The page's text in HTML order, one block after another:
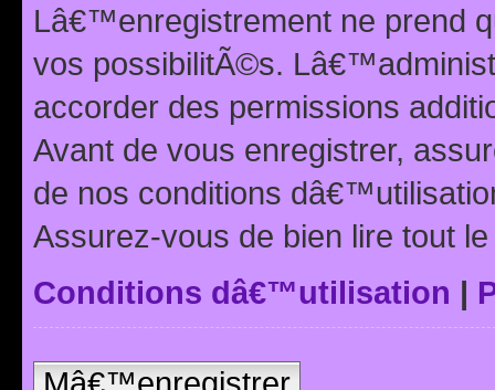
Lâ€™enregistrement ne prend
vos possibilitÃ©s.
accorder des permissions
Avant de vous enregistrer,
de nos conditions
Assurez-vous de bien lire tout
Conditions dâ€™utilisation |
Mâ€™enregistrer